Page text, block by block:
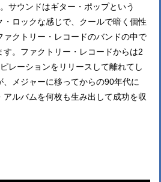
サウンドはギター・ポップという
ロックな感じで、クールで暗く個性
ァクトリー・レコードのバンドの中で
。ファクトリー・レコードからは2
レーションをリリースして離れてし
、メジャーに移ってからの90年代に
ルバムを何枚も生み出して成功を収